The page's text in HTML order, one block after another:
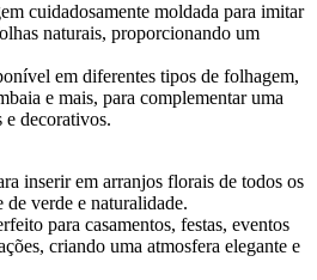
cuidadosamente moldada para imitar
naturais, proporcionando um
em diferentes tipos de folhagem,
e mais, para complementar uma
e decorativos.
inserir em arranjos florais de todos os
verde e naturalidade.
para casamentos, festas, eventos
criando uma atmosfera elegante e